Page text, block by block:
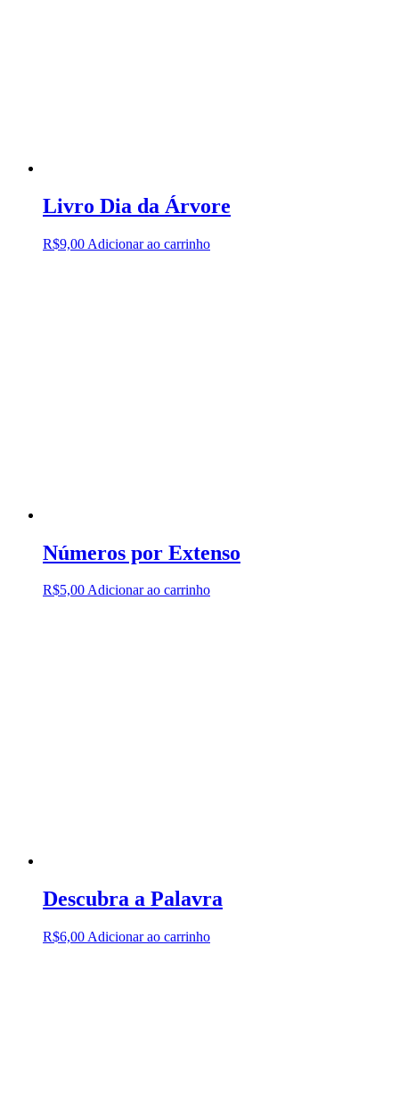
Livro Dia da Árvore
R$9,00 Adicionar ao carrinho
Números por Extenso
R$5,00Adicionar ao carrinho
Descubra a Palavra
R$6,00 Adicionar ao carrinho